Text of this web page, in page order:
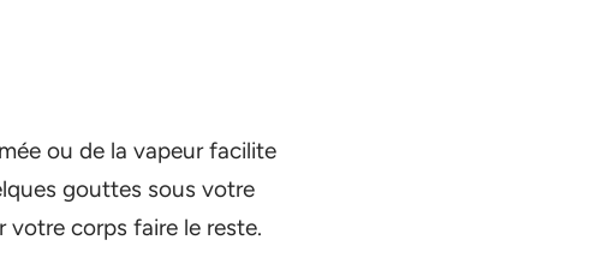
ou de la vapeur facilite
gouttes sous votre
votre corps faire le reste.